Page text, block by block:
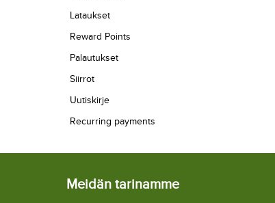
Lataukset
Reward Points
Palautukset
Siirrot
Uutiskirje
Recurring payments
Meidän tarinamme